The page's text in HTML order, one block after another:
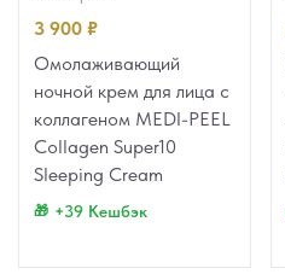
3 900 ₽
Омолаживающий
ночной крем для лица с
коллагеном MEDI-PEEL
Collagen Super10
Sleeping Cream
+39 Кешбэк